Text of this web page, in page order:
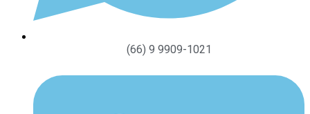
(66) 9 9909-1021